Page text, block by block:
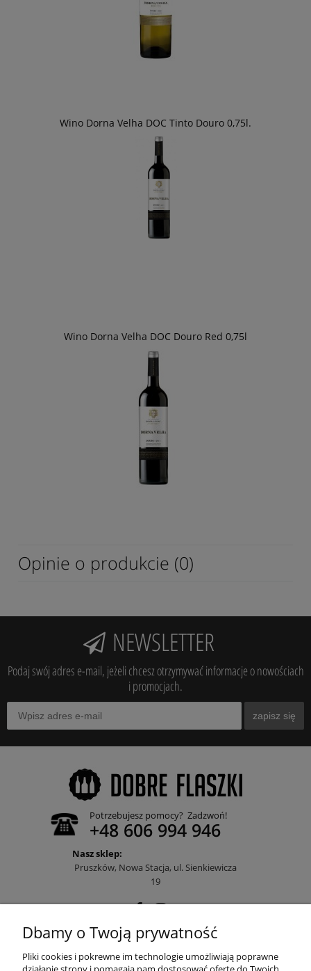
Wino Dorna Velha DOC Tinto Douro 0,75l.
Wino Dorna Velha DOC Douro Red 0,75l
Opinie o produkcie (0)
NEWSLETTER
Podaj swój adres e-mail, jeżeli chcesz otrzymywać informacje o nowościach
i promocjach.
zapisz się
Potrzebujesz pomocy? Zadzwoń!
+48 606 994 946
Nasz sklep:
Pruszków, Nowa Stacja, ul. Sienkiewicza
19
POMOC
Dbamy o Twoją prywatność
Pliki cookies i pokrewne im technologie umożliwiają poprawne